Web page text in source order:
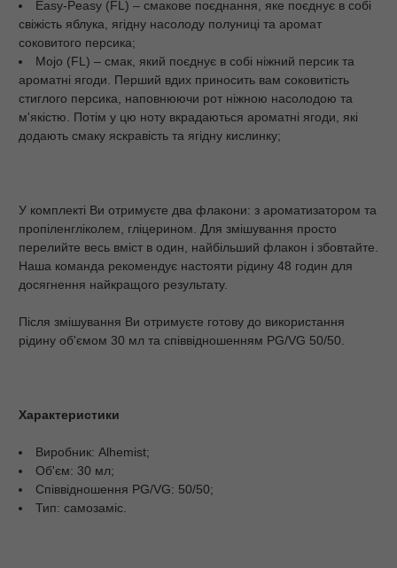
Easy-Peasy (FL) – смакове поєднання, яке поєднує в собі
свіжість яблука, ягідну насолоду полуниці та аромат
соковитого персика;
Mojo (FL) – смак, який поєднує в собі ніжний персик та
ароматні ягоди. Перший вдих приносить вам соковитість
стиглого персика, наповнюючи рот ніжною насолодою та
м'якістю. Потім у цю ноту вкрадаються ароматні ягоди, які
додають смаку яскравість та ягідну кислинку;
У комплекті Ви отримуєте два флакони: з ароматизатором та
пропіленгліколем, гліцерином. Для змішування просто
перелийте весь вміст в один, найбільший флакон і збовтайте.
Наша команда рекомендує настояти рідину 48 годин для
досягнення найкращого результату.
Після змішування Ви отримуєте готову до використання
рідину об'ємом 30 мл та співвідношенням PG/VG 50/50.
Характеристики
Виробник: Alhemist;
Об'єм: 30 мл;
Співвідношення PG/VG: 50/50;
Тип: самозаміс.